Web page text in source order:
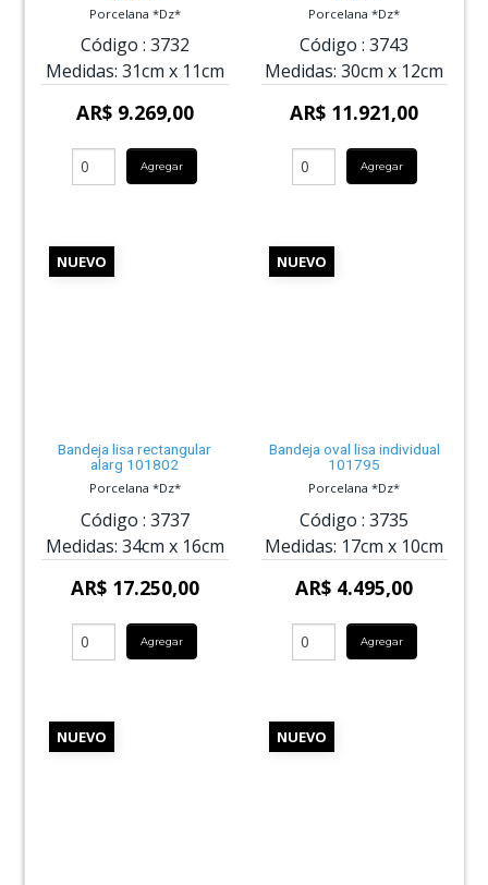
Porcelana *Dz*
Código : 3732
Medidas: 31cm x 11cm
AR$ 9.269,00
Agregar
Porcelana *Dz*
Código : 3743
Medidas: 30cm x 12cm
AR$ 11.921,00
Agregar
NUEVO
Bandeja lisa rectangular
alarg 101802
Porcelana *Dz*
Código : 3737
Medidas: 34cm x 16cm
AR$ 17.250,00
Agregar
NUEVO
Bandeja oval lisa individual
101795
Porcelana *Dz*
Código : 3735
Medidas: 17cm x 10cm
AR$ 4.495,00
Agregar
NUEVO NUEVO